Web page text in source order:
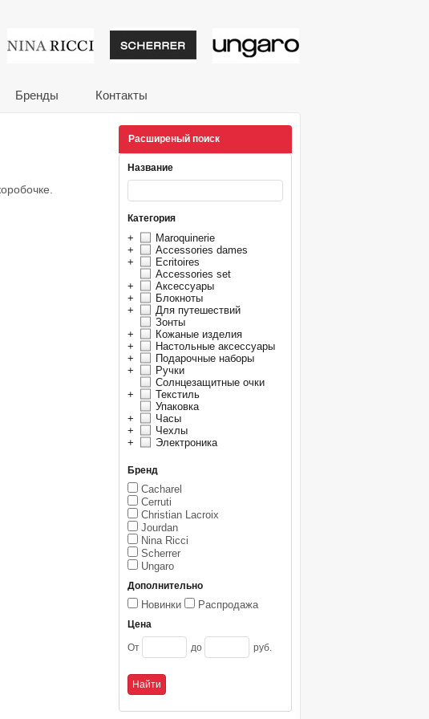
подарки от
Бренды Контакты
Расширеный поиск
Название
Категория
+
Maroquinerie
+
Accessories dames
+
Ecritoires
Accessories set
+
Аксессуары
+
Блокноты
+
Для путешествий
Зонты
+
Кожаные изделия
+
Настольные аксессуары
+
Подарочные наборы
+
Ручки
Солнцезащитные очки
+
Текстиль
Упаковка
+
Часы
+
Чехлы
+
Электроника
Бренд
Cacharel
Cerruti
Christian Lacroix
Jourdan
Nina Ricci
Scherrer
Ungaro
Дополнительно
Новинки Распродажа
Цена
От до руб.